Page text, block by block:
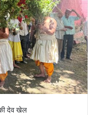
देव खेल